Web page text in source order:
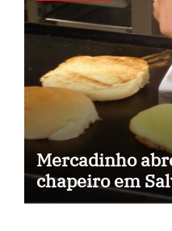
Mercadinho
chapeiro em